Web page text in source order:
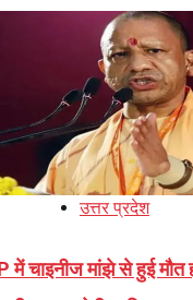
उत्तर प्रदेश
में चाइनीज मांझे से हुई मौत